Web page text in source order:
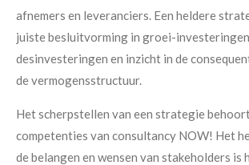
afnemers en leveranciers. Een heldere
juiste besluitvorming in groei-
desinvesteringen en inzicht in de
de vermogensstructuur.
Het scherpstellen van een strategie
competenties van consultancy NOW! Het
de belangen en wensen van stakeholders is